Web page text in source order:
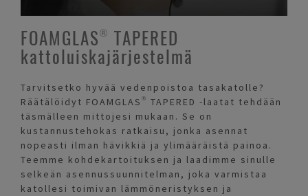
FOAMGLAS® TAPERED
kattoluiskajärjestelmä
Tarvitsetko hyvää vedenpoistoa tasakatolle?
Räätälöidyt FOAMGLAS® TAPERED -laatat tehdään
täsmälleen mittojesi mukaan. Se on
kustannustehokas ratkaisu, jonka asennat
nopeasti ilman hävikkiä ja ylimääräistä painoa.
Teemme kohdekartoituksen ja laadimme sinulle
selkeän asennussuunnitelman, joka varmistaa
katollesi toimivan lämmöneristyksen ja